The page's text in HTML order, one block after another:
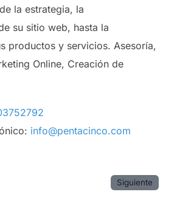
la estrategia, la
su sitio web, hasta la
productos y servicios. Asesoría,
Online, Creación de
info@pentacinco.com
Siguiente